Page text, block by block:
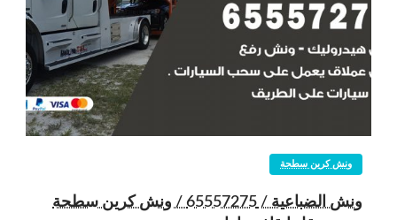
ونش كرين سطحة
ونش الضباعية / 65557275 / ونش كرين سطحة